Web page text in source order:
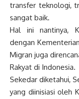
transfer teknologi,
sangat baik.
Hal ini nantinya,
dengan
Migran juga
Rakyat di Indonesia.
Sekedar diketahui,
yang diinisiasi oleh